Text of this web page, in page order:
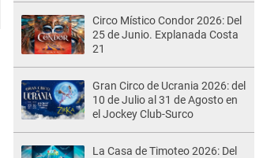
Circo Místico Condor 2026: Del
25 de Junio. Explanada Costa
21
Gran Circo de Ucrania 2026: del
10 de Julio al 31 de Agosto en
el Jockey Club-Surco
La Casa de Timoteo 2026: Del